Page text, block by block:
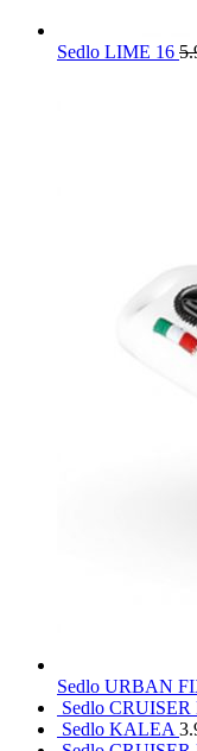
Sedlo LIME 16
Sedlo URBAN
Sedlo CRUISER
Sedlo KALEA